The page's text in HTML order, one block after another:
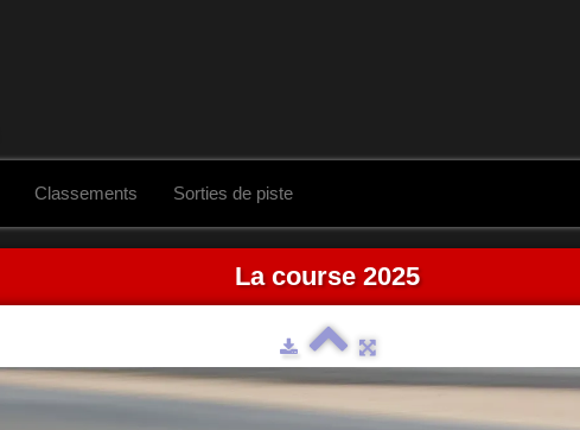
Classements Sorties de piste
La course 2025